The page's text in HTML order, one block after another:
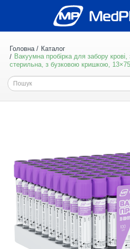
Головна
Каталог
Вакуумна пробірка для забору
стерильна, з бузковою кришкою,
Пошук